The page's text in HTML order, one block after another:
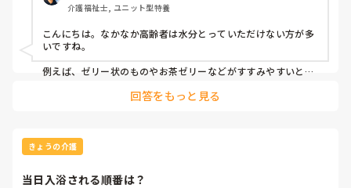
介護福祉士, ユニット型特養
こんにちは。なかなか高齢者は水分とっていただけない方が多
いですね。
例えば、ゼリー状のものやお茶ゼリーなどがすすみやすいと思
て少しずつ提供するとかもいいかもしれません。
回答をもっと見る
きょうの介護
当日入浴される順番は？